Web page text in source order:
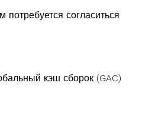
согласиться
кэш сборок (GAC)